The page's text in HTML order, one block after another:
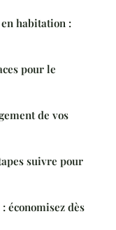
habitation :
pour le
de vos
suivre pour
économisez dès